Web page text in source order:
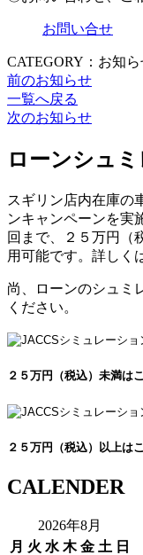
お問い合せ
CATEGORY：お知
前のお知らせ
一覧へ戻る
次のお知らせ
ローンシュ
スギリン店内在庫の
ンキャンペーンを実
回まで、２５万円（
用可能です。詳しく
尚、ローンのシュミ
ください。
２５万円（税込）未満は
２５万円（税込）以上は
CALENDER
2026年8月
月 火 水 木 金 土 日